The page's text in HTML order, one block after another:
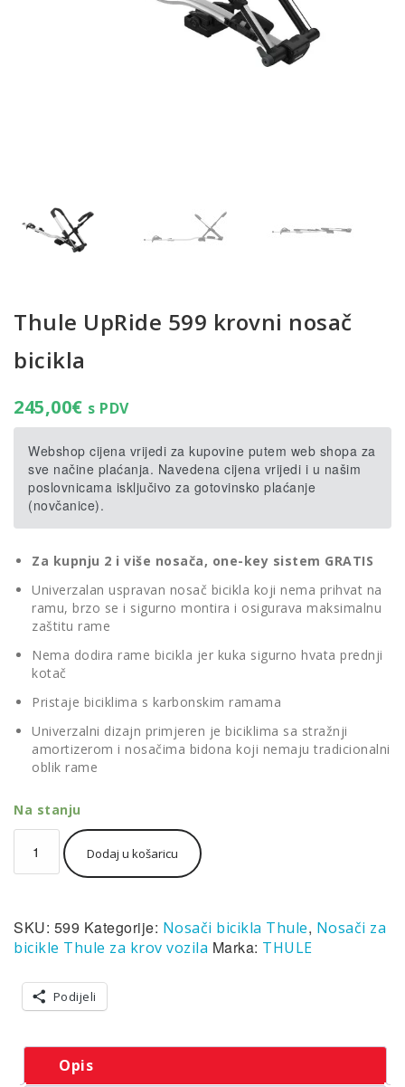
Thule UpRide 599 krovni nosač
bicikla
245,00€ s PDV
Webshop cijena vrijedi za kupovine putem web shopa za
sve načine plaćanja. Navedena cijena vrijedi i u našim
poslovnicama isključivo za gotovinsko plaćanje
(novčanice).
Za kupnju 2 i više nosača, one-key sistem GRATIS
Univerzalan uspravan nosač bicikla koji nema prihvat na
ramu, brzo se i sigurno montira i osigurava maksimalnu
zaštitu rame
Nema dodira rame bicikla jer kuka sigurno hvata prednji
kotač
Pristaje biciklima s karbonskim ramama
Univerzalni dizajn primjeren je biciklima sa stražnji
amortizerom i nosačima bidona koji nemaju tradicionalni
oblik rame
Na stanju
Thule
UpRide
599
bicikla
količina
Dodaj u košaricu
SKU: 599 Kategorije: Nosači bicikla Thule, Nosači za
bicikle Thule za krov vozila Marka: THULE
Podijeli
Opis